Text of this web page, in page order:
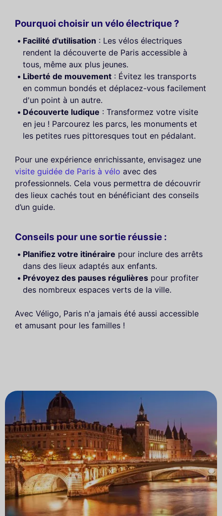
Pourquoi choisir un vélo électrique ?
Facilité d'utilisation : Les vélos électriques
rendent la découverte de Paris accessible à
tous, même aux plus jeunes.
Liberté de mouvement : Évitez les transports
en commun bondés et déplacez-vous facilement
d'un point à un autre.
Découverte ludique : Transformez votre visite
en jeu ! Parcourez les parcs, les monuments et
les petites rues pittoresques tout en pédalant.
Pour une expérience enrichissante, envisagez une
visite guidée de Paris à vélo avec des
professionnels. Cela vous permettra de découvrir
des lieux cachés tout en bénéficiant des conseils
d’un guide.
Conseils pour une sortie réussie :
Planifiez votre itinéraire pour inclure des arrêts
dans des lieux adaptés aux enfants.
Prévoyez des pauses régulières pour profiter
des nombreux espaces verts de la ville.
Avec Véligo, Paris n'a jamais été aussi accessible
et amusant pour les familles !